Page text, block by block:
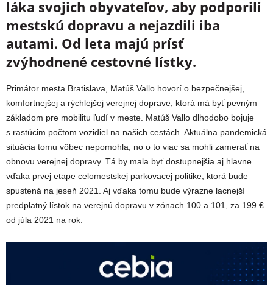
láka svojich obyvateľov, aby podporili
mestskú dopravu a nejazdili iba
autami. Od leta majú prísť
zvýhodnené cestovné lístky.
Primátor mesta Bratislava, Matúš Vallo hovorí o bezpečnejšej,
komfortnejšej a rýchlejšej verejnej doprave, ktorá má byť pevným
základom pre mobilitu ľudí v meste. Matúš Vallo dlhodobo bojuje
s rastúcim počtom vozidiel na našich cestách. Aktuálna pandemická
situácia tomu vôbec nepomohla, no o to viac sa mohli zamerať na
obnovu verejnej dopravy. Tá by mala byť dostupnejšia aj hlavne
vďaka prvej etape celomestskej parkovacej politike, ktorá bude
spustená na jeseň 2021. Aj vďaka tomu bude výrazne lacnejší
predplatný lístok na verejnú dopravu v zónach 100 a 101, za 199 €
od júla 2021 na rok.